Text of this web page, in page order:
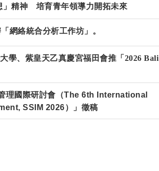
」精神 培育青年領導力開拓未來
網絡統合分析工作坊」。
學、紫皇天乙真慶宮福田會推「2026 Bali
理國際研討會（The 6th International
SSIM 2026）」徵稿